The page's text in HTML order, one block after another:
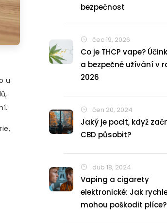
u
bezpečnost
čec 19, 2026
Co je THCP vape?
a bezpečné užívání v
2026
čen 20, 2024
Jaký je pocit, když
CBD působit?
dub 18, 2024
Vaping a cigarety
elektronické: Jak
mohou poškodit plíce?